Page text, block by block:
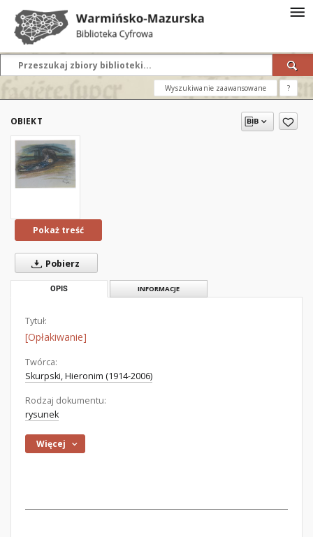
Wyszukiwanie zaawansowane ?
OBIEKT
Pokaż treść
Pobierz
OPIS INFORMACJE
Tytuł:
[Opłakiwanie]
Twórca:
Skurpski, Hieronim (1914-2006)
Rodzaj dokumentu:
rysunek
Więcej